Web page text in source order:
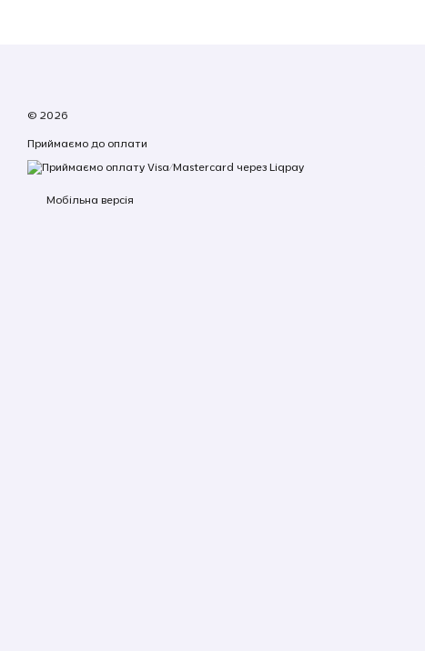
© 2026
Приймаємо до оплати
Мобільна версія